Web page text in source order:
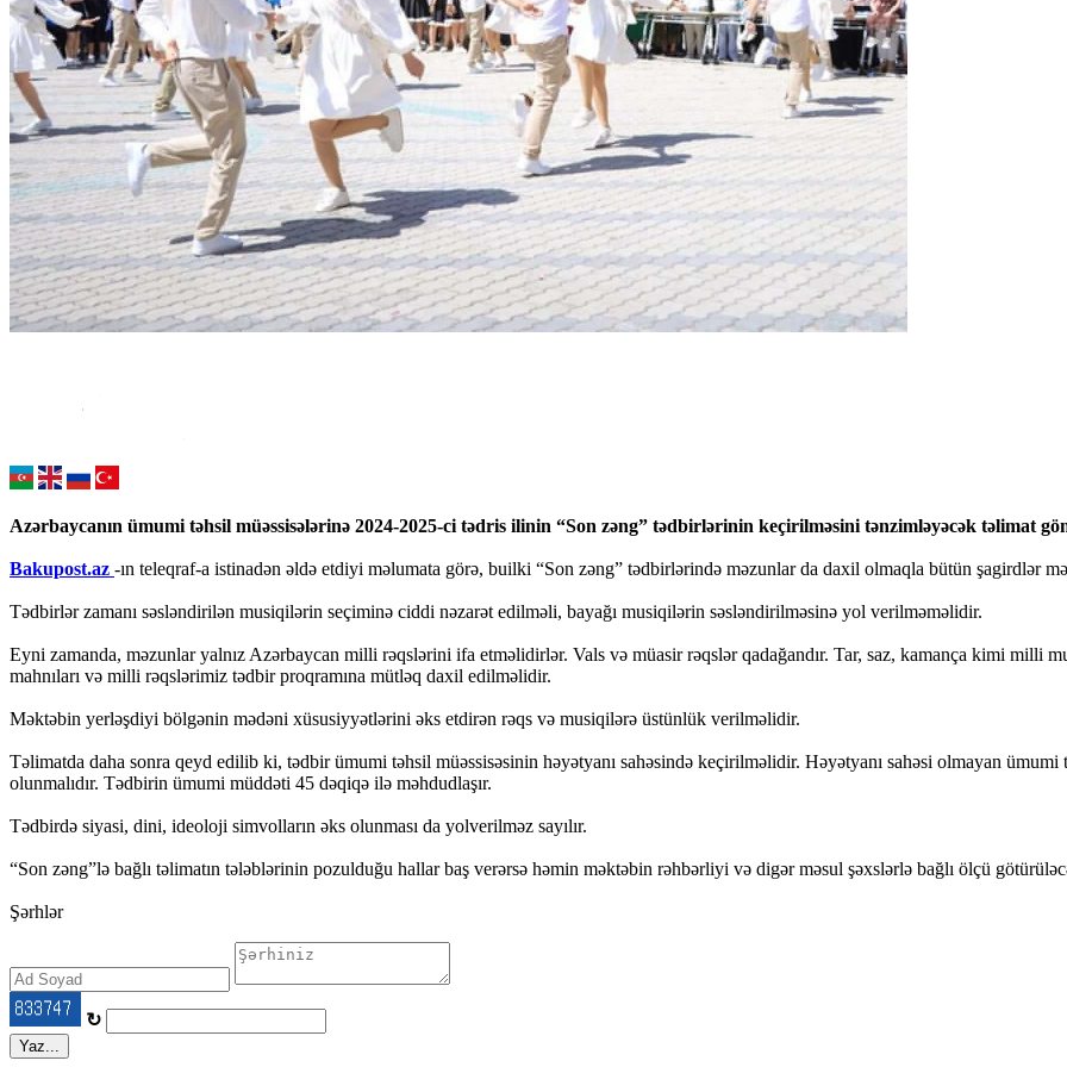
Azərbaycanın ümumi təhsil müəssisələrinə 2024-2025-ci tədris ilinin “Son zəng” tədbirlərinin keçirilməsini tənzimləyəcək təlimat
Bakupost.az -ın teleqraf-a istinadən əldə etdiyi məlumata görə, builki “Son zəng” tədbirlərində məzunlar da daxil olmaqla bütün şagirdlər
Tədbirlər zamanı səsləndirilən musiqilərin seçiminə ciddi nəzarət edilməli, bayağı musiqilərin səsləndirilməsinə yol verilməməlidir.
Eyni zamanda, məzunlar yalnız Azərbaycan milli rəqslərini ifa etməlidirlər. Vals və müasir rəqslər qadağandır. Tar, saz, kamança kimi milli
mahnıları və milli rəqslərimiz tədbir proqramına mütləq daxil edilməlidir.
Məktəbin yerləşdiyi bölgənin mədəni xüsusiyyətlərini əks etdirən rəqs və musiqilərə üstünlük verilməlidir.
Təlimatda daha sonra qeyd edilib ki, tədbir ümumi təhsil müəssisəsinin həyətyanı sahəsində keçirilməlidir. Həyətyanı sahəsi olmayan
olunmalıdır. Tədbirin ümumi müddəti 45 dəqiqə ilə məhdudlaşır.
Tədbirdə siyasi, dini, ideoloji simvolların əks olunması da yolverilməz sayılır.
“Son zəng”lə bağlı təlimatın tələblərinin pozulduğu hallar baş verərsə həmin məktəbin rəhbərliyi və digər məsul şəxslərlə bağlı ölçü
Şərhlər
↻
Yaz...